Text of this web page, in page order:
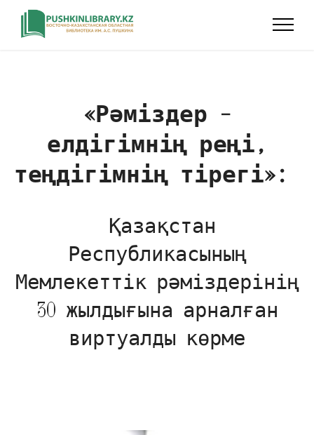
«Рәміздер –
елдігімнің реңі,
теңдігімнің тірегі»:
Қазақстан
Республикасының
Мемлекеттік рәміздерінің
30 жылдығына арналған
виртуалды көрме